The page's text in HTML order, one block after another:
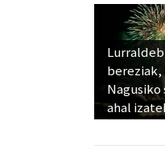
bereziak,
ahal